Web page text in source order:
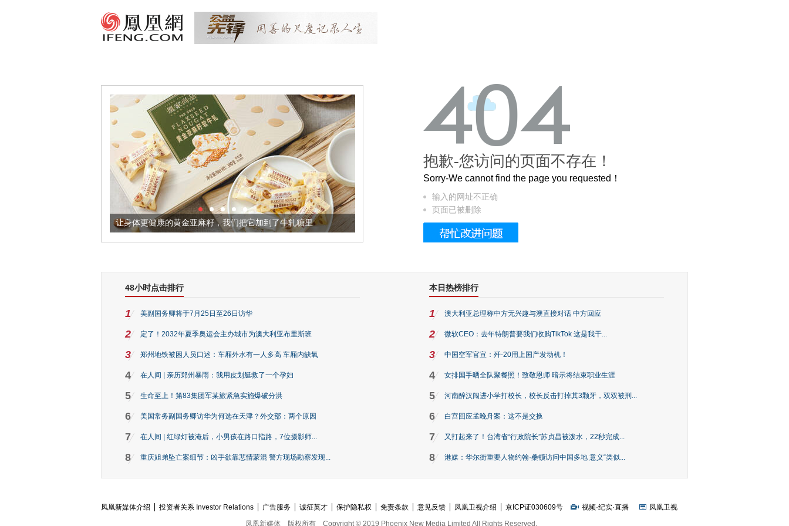
让身体更健康的黄金亚麻籽，我们把它加到了牛轧糖里 被列入佛家七宝的它到底有多美？
抱歉-您访问的页面不存在！
Sorry-We cannot find the page you requested！
输入的网址不正确
页面已被删除
48小时点击排行
1 美副国务卿将于7月25日至26日访华
2 定了！2032年夏季奥运会主办城市为澳大利亚布里斯班
3 郑州地铁被困人员口述：车厢外水有一人多高 车厢内缺氧
4 在人间 | 亲历郑州暴雨：我用皮划艇救了一个孕妇
5 生命至上！第83集团军某旅紧急实施爆破分洪
6 美国常务副国务卿访华为何选在天津？外交部：两个原因
7 在人间 | 红绿灯被淹后，小男孩在路口指路，7位摄影师...
8 重庆姐弟坠亡案细节：凶手欲靠悲情蒙混 警方现场勘察发现...
本日热榜排行
1 澳大利亚总理称中方无兴趣与澳直接对话 中方回应
2 微软CEO：去年特朗普要我们收购TikTok 这是我干...
3 中国空军官宣：歼-20用上国产发动机！
4 女排国手晒全队聚餐照！致敬恩师 暗示将结束职业生涯
5 河南醉汉闯进小学打校长，校长反击打掉其3颗牙，双双被刑...
6 白宫回应孟晚舟案：这不是交换
7 又打起来了！台湾省“行政院长”苏贞昌被泼水，22秒完成...
8 港媒：华尔街重要人物约翰·桑顿访问中国多地 意义“类似...
凤凰新媒体介绍 投资者关系 Investor Relations 广告服务 诚征英才 保护隐私权 免责条款 意见反馈 凤凰卫视介绍 京ICP证030609号 视频·纪实·直播
凤凰卫视
凤凰新媒体
版权所有 Copyright © 2019 Phoenix New Media Limited All Rights Reserved.